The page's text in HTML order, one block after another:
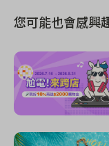
您可能也會感興